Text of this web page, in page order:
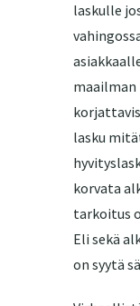
laskulle
maailman
lasku
korvata
tarkoitus
Eli sekä
on syytä